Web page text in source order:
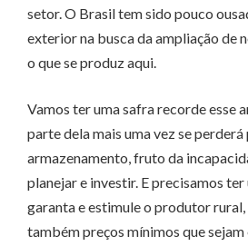
setor. O Brasil tem sido pouco
exterior na busca da ampliação de
o que se produz aqui.
Vamos ter uma safra recorde esse
parte dela mais uma vez se perderá
armazenamento, fruto da
planejar e investir. E precisamos
garanta e estimule o produtor
também preços mínimos que